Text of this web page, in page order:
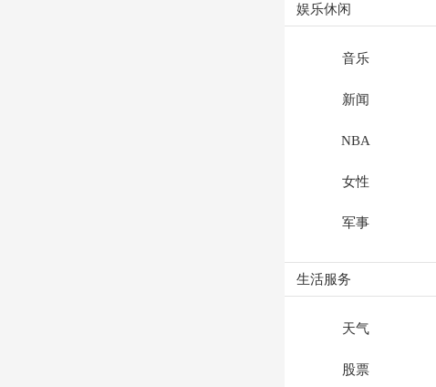
娱乐休闲
音乐
新闻
NBA
女性
军事
生活服务
天气
股票